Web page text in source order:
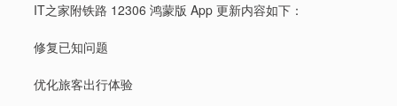
IT之家附铁路 12306 鸿蒙版 App 更新内容如下：
修复已知问题
优化旅客出行体验